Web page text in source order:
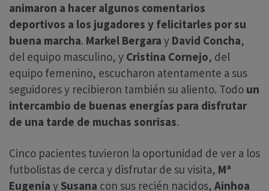
animaron a hacer algunos comentarios
deportivos a los jugadores y felicitarles por su
buena marcha. Markel Bergara y David Concha,
del equipo masculino, y Cristina Cornejo, del
equipo femenino, escucharon atentamente a sus
seguidores y recibieron también su aliento. Todo un
intercambio de buenas energías para disfrutar
de una tarde de muchas sonrisas.
Cinco pacientes tuvieron la oportunidad de ver a los
futbolistas de cerca y disfrutar de su visita, Mª
Eugenia y Susana con sus recién nacidos, Ainhoa